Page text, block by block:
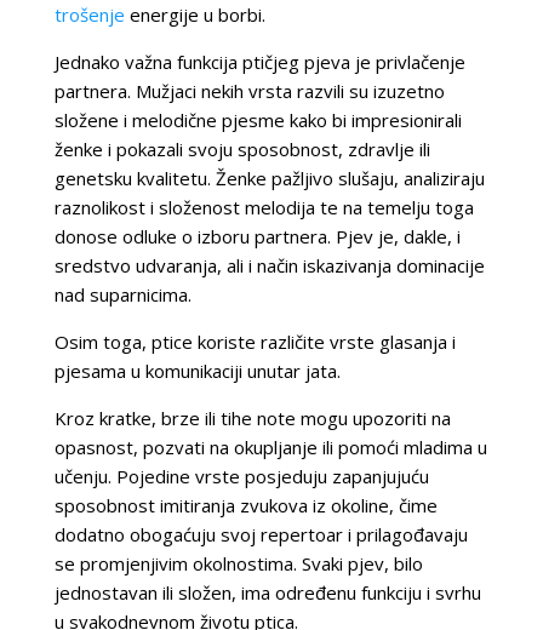
trošenje energije u borbi.
Jednako važna funkcija ptičjeg pjeva je privlačenje
partnera. Mužjaci nekih vrsta razvili su izuzetno
složene i melodične pjesme kako bi impresionirali
ženke i pokazali svoju sposobnost, zdravlje ili
genetsku kvalitetu. Ženke pažljivo slušaju, analiziraju
raznolikost i složenost melodija te na temelju toga
donose odluke o izboru partnera. Pjev je, dakle, i
sredstvo udvaranja, ali i način iskazivanja dominacije
nad suparnicima.
Osim toga, ptice koriste različite vrste glasanja i
pjesama u komunikaciji unutar jata.
Kroz kratke, brze ili tihe note mogu upozoriti na
opasnost, pozvati na okupljanje ili pomoći mladima u
učenju. Pojedine vrste posjeduju zapanjujuću
sposobnost imitiranja zvukova iz okoline, čime
dodatno obogaćuju svoj repertoar i prilagođavaju
se promjenjivim okolnostima. Svaki pjev, bilo
jednostavan ili složen, ima određenu funkciju i svrhu
u svakodnevnom životu ptica.